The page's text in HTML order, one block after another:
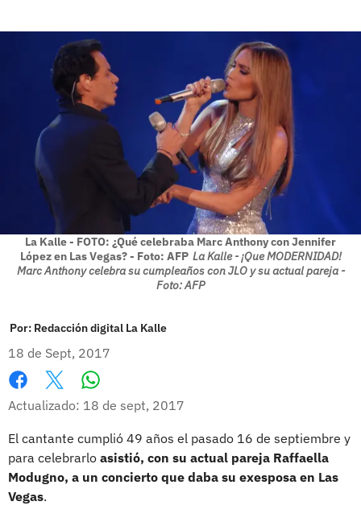
La Kalle - FOTO: ¿Qué celebraba Marc Anthony con Jennifer
López en Las Vegas? - Foto: AFP La Kalle - ¡Que MODERNIDAD!
Marc Anthony celebra su cumpleaños con JLO y su actual pareja -
Foto: AFP
Por: Redacción digital La Kalle
18 de Sept, 2017
Facebook
X
Actualizado: 18 de sept, 2017
El cantante cumplió 49 años el pasado 16 de septiembre y
para celebrarlo asistió, con su actual pareja Raffaella
Modugno, a un concierto que daba su exesposa en Las
Vegas.